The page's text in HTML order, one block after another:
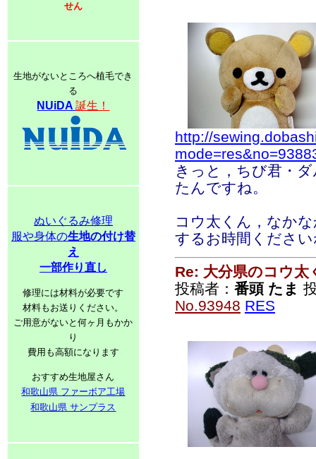
せん
生地がないところへ植毛でき
る
NUiDA誕生！
ぬいぐるみ修理
服や身体の生地の付け替
え
一部作り直し
修理には材料が必要です
材料もお送りください。
ご用意がないと何ヶ月もかか
り
費用も高額になります
おすすめ生地屋さん
和歌山県 ファーボア工場
和歌山県 サンプラス
http://
きっと，ちび君・
たんですね。
コウ太くん，なか
するお時間くださ
Re: 大分県のコウ太
投稿者： 番頭 たま
No.93948 RES